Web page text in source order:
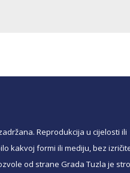
Reprodukcija u cijelosti ili
kakvoj formi ili mediju, bez
od strane Grada Tuzla je